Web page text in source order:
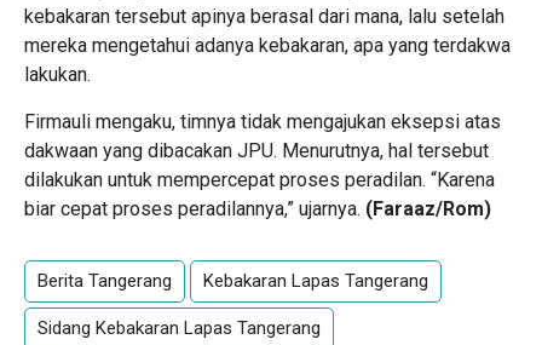
kebakaran tersebut apinya berasal dari mana, lalu setelah
mereka mengetahui adanya kebakaran, apa yang terdakwa
lakukan.
Firmauli mengaku, timnya tidak mengajukan eksepsi atas
dakwaan yang dibacakan JPU. Menurutnya, hal tersebut
dilakukan untuk mempercepat proses peradilan. “Karena
biar cepat proses peradilannya,” ujarnya. (Faraaz/Rom)
Berita Tangerang Kebakaran Lapas Tangerang
Sidang Kebakaran Lapas Tangerang